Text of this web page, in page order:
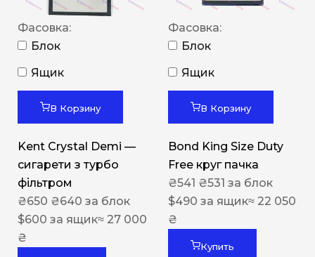
Фасовка:
Блок
Ящик
В Корзину
Kent Crystal Demi —
сигарети з турбо
фільтром
₴650 ₴640 за блок
$600 за ящик≈ 27 000
₴
Фасовка:
Блок
Ящик
В Корзину
Bond King Size Duty
Free круг пачка
₴541 ₴531 за блок
$490 за ящик≈ 22 050
₴
Купить